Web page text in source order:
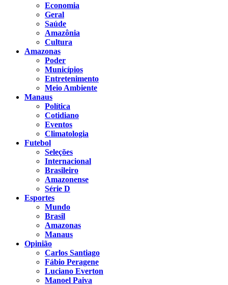
Economia
Geral
Saúde
Amazônia
Cultura
Amazonas
Poder
Municípios
Entretenimento
Meio Ambiente
Manaus
Política
Cotidiano
Eventos
Climatologia
Futebol
Seleções
Internacional
Brasileiro
Amazonense
Série D
Esportes
Mundo
Brasil
Amazonas
Manaus
Opinião
Carlos Santiago
Fábio Peragene
Luciano Everton
Manoel Paiva